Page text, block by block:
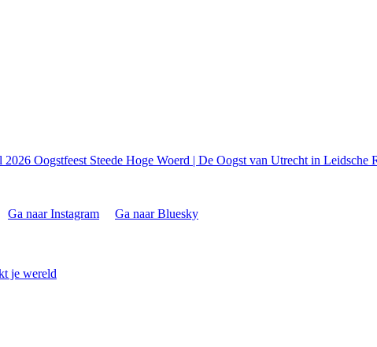
2026 Oogstfeest Steede Hoge Woerd | De Oogst van Utrecht in Leidsche
Ga naar Instagram Ga naar Bluesky
je wereld